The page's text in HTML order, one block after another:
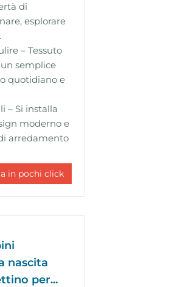
di
esplorare
– Tessuto
semplice
quotidiano e
– Si installa
moderno e
arredamento
in pochi click
nascita
per...